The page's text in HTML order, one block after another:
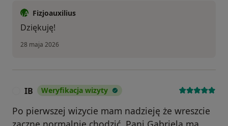
Fizjoauxilius
Dziękuję!
28 maja 2026
IB Weryfikacja wizyty
Po pierwszej wizycie mam nadzieję że wreszcie